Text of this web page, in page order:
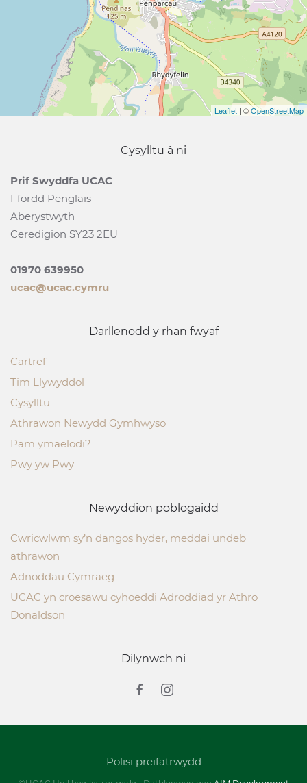
Leaflet | ©OpenStreetMap
Cysylltu â ni
Prif Swyddfa UCAC
Ffordd Penglais
Aberystwyth
Ceredigion SY23 2EU
01970 639950
ucac@ucac.cymru
Darllenodd y rhan fwyaf
Cartref
Tim Llywyddol
Cysylltu
Athrawon Newydd Gymhwyso
Pam ymaelodi?
Pwy yw Pwy
Newyddion poblogaidd
Cwricwlwm sy’n dangos hyder, meddai undeb
athrawon
Adnoddau Cymraeg
UCAC yn croesawu cyhoeddi Adroddiad yr Athro
Donaldson
Dilynwch ni
Polisi preifatrwydd